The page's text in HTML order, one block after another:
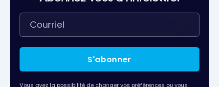
S'abonner
Vous avez la possibilité de changer vos préférences ou vous